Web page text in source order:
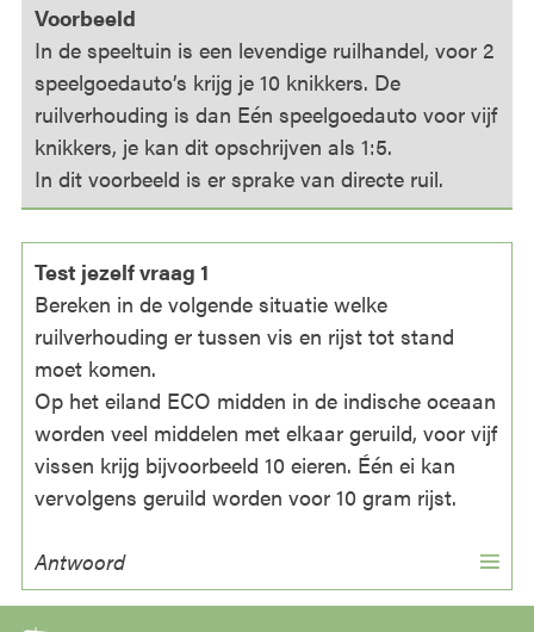
Voorbeeld
In de speeltuin is een levendige ruilhandel, voor 2
speelgoedauto’s krijg je 10 knikkers. De
ruilverhouding is dan Eén speelgoedauto voor vijf
knikkers, je kan dit opschrijven als 1:5.
In dit voorbeeld is er sprake van directe ruil.
Test jezelf vraag 1
Bereken in de volgende situatie welke
ruilverhouding er tussen vis en rijst tot stand
moet komen.
Op het eiland ECO midden in de indische oceaan
worden veel middelen met elkaar geruild, voor vijf
vissen krijg bijvoorbeeld 10 eieren. Één ei kan
vervolgens geruild worden voor 10 gram rijst.
Antwoord ▼